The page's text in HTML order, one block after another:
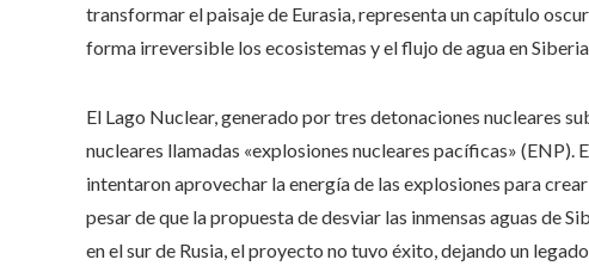
transformar el paisaje de Eurasia, representa un capítulo
forma irreversible los ecosistemas y el flujo de agua en
El Lago Nuclear, generado por tres detonaciones nucleares
nucleares llamadas «explosiones nucleares pacíficas» (ENP).
intentaron aprovechar la energía de las explosiones para
pesar de que la propuesta de desviar las inmensas aguas de
en el sur de Rusia, el proyecto no tuvo éxito, dejando un